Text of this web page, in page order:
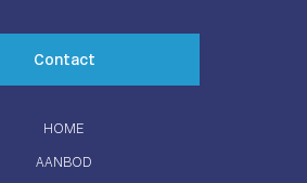
Contact
HOME
AANBOD